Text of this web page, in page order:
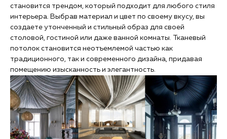
становится трендом, который подходит для любого стиля
интерьера. Выбрав материал и цвет по своему вкусу, вы
создаете утонченный и стильный образ для своей
столовой, гостиной или даже ванной комнаты. Тканевый
потолок становится неотъемлемой частью как
традиционного, так и современного дизайна, придавая
помещению изысканность и элегантность.